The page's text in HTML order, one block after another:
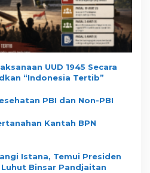
UUD 1945 Secara
“Indonesia Tertib”
PBI dan Non-PBI
Kantah BPN
Istana, Temui Presiden
Binsar Pandjaitan